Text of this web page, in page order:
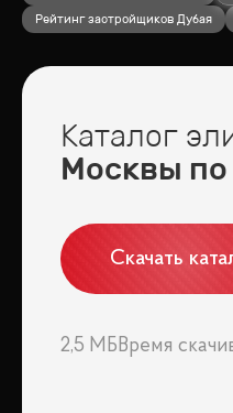
Рейтинг застройщиков Дубая
Каталог
Москвы
Скачать
2,5 МБ Время